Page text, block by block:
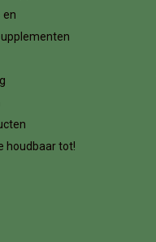
en
houdbaar tot!